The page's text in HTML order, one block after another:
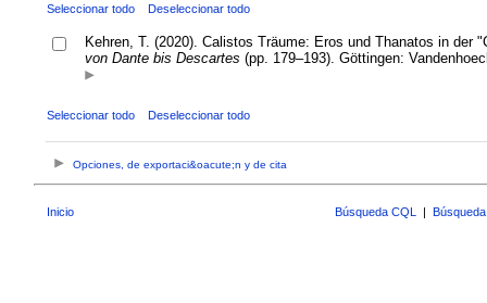
Seleccionar todo Deseleccionar todo
Kehren, T. (2020). Calistos Träume: Eros und Thanatos in
von Dante bis Descartes (pp. 179–193). Göttingen:
Seleccionar todo Deseleccionar todo
Opciones, de exportaci&oacute;n y de cita
Inicio Búsqueda CQL |